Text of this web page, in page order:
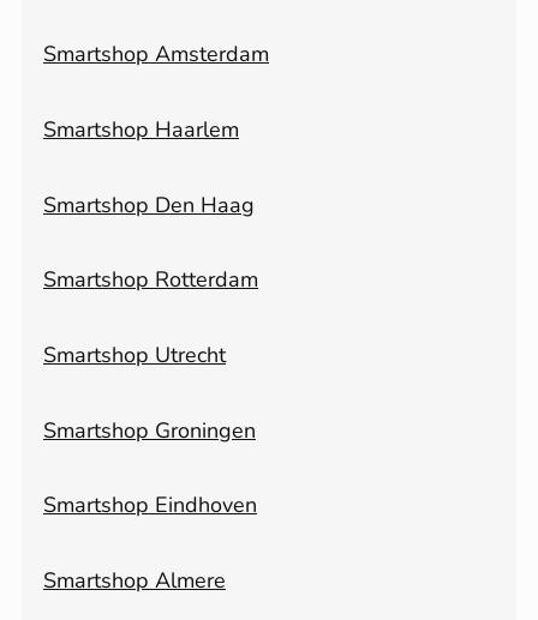
Smartshop Amsterdam
Smartshop Haarlem
Smartshop Den Haag
Smartshop Rotterdam
Smartshop Utrecht
Smartshop Groningen
Smartshop Eindhoven
Smartshop Almere